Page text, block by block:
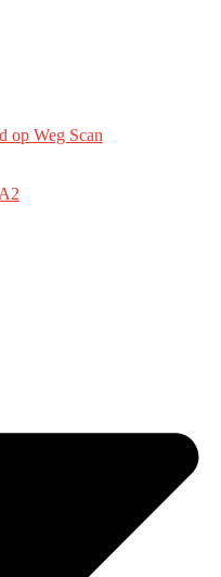
op Weg Scan